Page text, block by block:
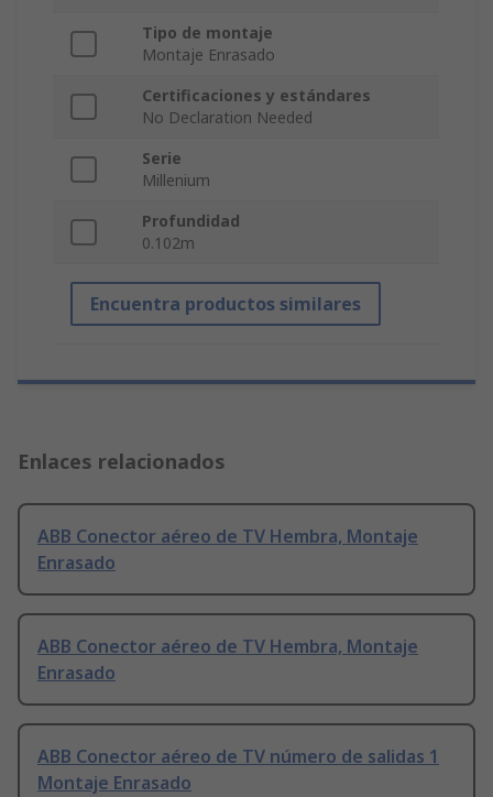
Tipo de montaje
Montaje Enrasado
Certificaciones y estándares
No Declaration Needed
Serie
Millenium
Profundidad
0.102m
Encuentra productos similares
Enlaces relacionados
ABB Conector aéreo de TV Hembra, Montaje
Enrasado
ABB Conector aéreo de TV Hembra, Montaje
Enrasado
ABB Conector aéreo de TV número de salidas 1
Montaje Enrasado